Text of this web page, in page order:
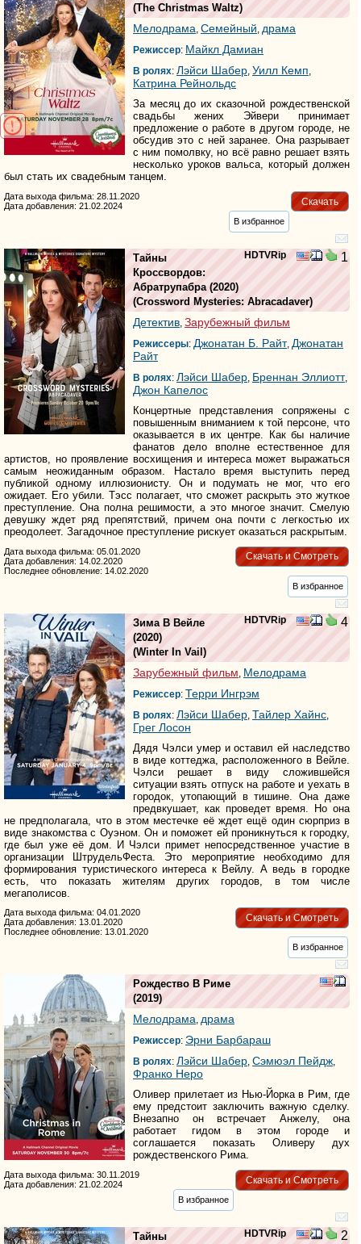
(The Christmas Waltz)
Мелодрама, Семейный, драма
Режиссер: Майкл Дамиан
В ролях: Лэйси Шабер, Уилл Кемп,
Катрина Рейнольдс
За месяц до их сказочной рождественской
свадьбы жених Эйвери принимает
предложение о работе в другом городе, не
обсудив это с ней заранее. Она разрывает
с ним помолвку, но всё равно решает взять
несколько уроков вальса, который должен
был стать их свадебным танцем.
Скачать
Дата выхода фильма: 28.11.2020
Дата добавления: 21.02.2024
В избранное
HDTVRip 1
Тайны
Кроссвордов:
Абратрупабра(2020)
(Crossword Mysteries: Abracadaver)
Детектив Зарубежный фильм
Режиссеры: Джонатан Б. Райт, Джонатан
Райт
В ролях: Лэйси Шабер Бреннан Эллиотт,
Джон Капелос
Концертные представления сопряжены с
повышенным вниманием к той персоне, что
оказывается в их центре. Как бы наличие
фанатов дело вполне естественное для
артистов, но проявление восхищения и интереса может выражаться
самым неожиданным образом. Настало время выступить перед
публикой одному иллюзионисту. Он и подумать не мог, что его
ожидает. Его убили. Тэсс полагает, что сможет раскрыть это жуткое
преступление. Она полна решимости, а это многое значит. Смелую
девушку ждет ряд препятствий, причем она почти с легкостью их
преодолеет. Загадочное преступление рискует оказаться раскрытым.
Скачать и Смотреть
Дата выхода фильма: 05.01.2020
Дата добавления: 14.02.2020
Последнее обновление: 14.02.2020
В избранное
HDTVRip 4
Зима В Вейле
(2020)
(Winter In Vail)
Зарубежный фильм Мелодрама
Режиссер: Терри Ингрэм
В ролях: Лэйси Шабер Тайлер Хайнс
Грег Лосон
Дядя Чэлси умер и оставил ей наследство
в виде коттеджа, расположенного в Вейле.
Чэлси решает в виду сложившейся
ситуации взять отпуск на работе и уехать в
городок, утопающий в тишине. Она даже
предвкушает, как проведет время. Но она
не предполагала, что в этом местечке её ждет ещё один сюрприз в
виде знакомства с Оуэном. Он и поможет ей проникнуться к городку,
где был уже её дом. И Чэлси примет непосредственное участие в
организации ШтрудельФеста. Это мероприятие необходимо для
формирования туристического интереса к Вейлу. А ведь в городке
есть, что показать жителям других городов, в том числе
мегаполисов.
Скачать и Смотреть
Дата выхода фильма: 04.01.2020
Дата добавления: 13.01.2020
Последнее обновление: 13.01.2020
В избранное
Рождество В Риме
(2019)
Мелодрама, драма
Режиссер: Эрни Барбараш
В ролях: Лэйси Шабер, Сэмюэл Пейдж,
Франко Неро
Оливер прилетает из Нью-Йорка в Рим, где
ему предстоит заключить важную сделку.
Внезапно он встречает Анжелу, она
работает гидом в этом городе и
соглашается показать Оливеру дух
рождественского Рима.
Скачать и Смотреть
Дата выхода фильма: 30.11.2019
Дата добавления: 21.02.2024
В избранное
HDTVRip 2
Тайны